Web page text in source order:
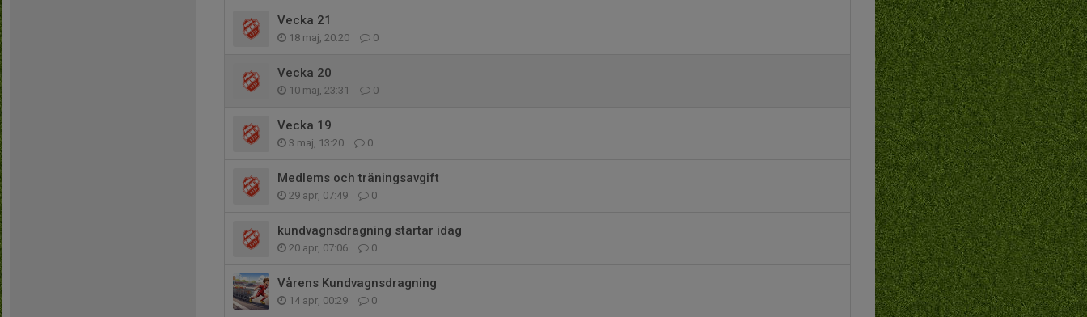
Vecka 21
18 maj, 20:20 0
Vecka 20
10 maj, 23:31 0
Vecka 19
3 maj, 13:20 0
Medlems och träningsavgift
29 apr, 07:49 0
kundvagnsdragning startar idag
20 apr, 07:06 0
Vårens Kundvagnsdragning
14 apr, 00:29 0